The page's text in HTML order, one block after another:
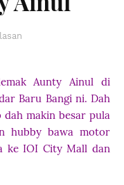
Aunty Ainul di
Baru Bangi ni. Dah
makin besar pula
hubby bawa motor
ke IOI City Mall dan